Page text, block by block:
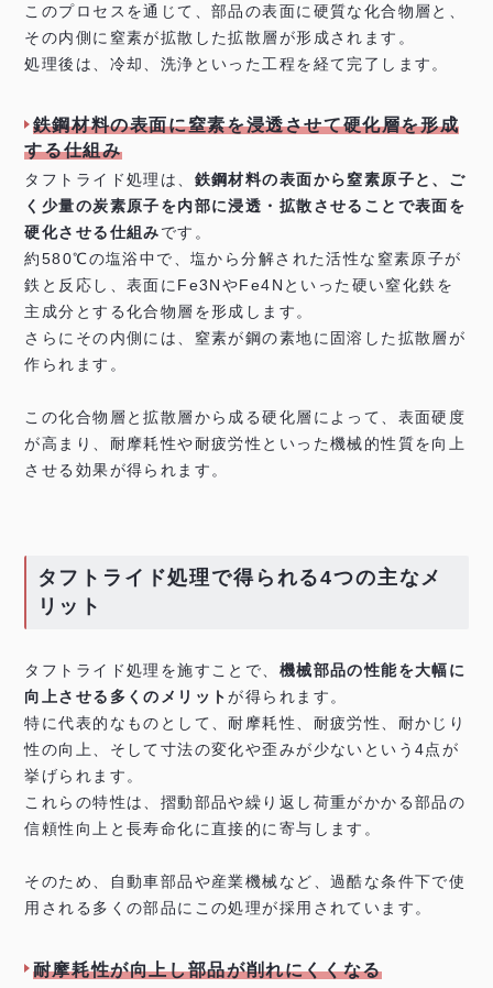
このプロセスを通じて、部品の表面に硬質な化合物層と、
その内側に窒素が拡散した拡散層が形成されます。
処理後は、冷却、洗浄といった工程を経て完了します。
鉄鋼材料の表面に窒素を浸透させて硬化層を形成
する仕組み
タフトライド処理は、 鉄鋼材料の表面から窒素原子と、ご
く少量の炭素原子を内部に浸透・拡散させることで表面を
硬化させる仕組みです。
約580℃の塩浴中で、塩から分解された活性な窒素原子が
鉄と反応し、表面にFe3NやFe4Nといった硬い窒化鉄を
主成分とする化合物層を形成します。
さらにその内側には、窒素が鋼の素地に固溶した拡散層が
作られます。
この化合物層と拡散層から成る硬化層によって、表面硬度
が高まり、耐摩耗性や耐疲労性といった機械的性質を向上
させる効果が得られます。
タフトライド処理で得られる4つの主なメ
リット
タフトライド処理を施すことで、 機械部品の性能を大幅に
向上させる多くのメリットが得られます。
特に代表的なものとして、耐摩耗性、耐疲労性、耐かじり
性の向上、そして寸法の変化や歪みが少ないという4点が
挙げられます。
これらの特性は、摺動部品や繰り返し荷重がかかる部品の
信頼性向上と長寿命化に直接的に寄与します。
そのため、自動車部品や産業機械など、過酷な条件下で使
用される多くの部品にこの処理が採用されています。
耐摩耗性が向上し部品が削れにくくなる